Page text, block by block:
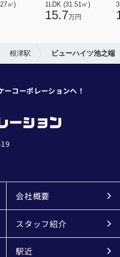
㎡)
1LDK (31.51㎡)
15.7万円
根津駅 ビューハイツ池之端
コーポレーションへ！
会社概要
スタッフ紹介
駅近